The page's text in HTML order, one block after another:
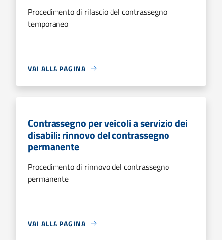
Procedimento di rilascio del contrassegno
temporaneo
VAI ALLA PAGINA
Contrassegno per veicoli a servizio dei
disabili: rinnovo del contrassegno
permanente
Procedimento di rinnovo del contrassegno
permanente
VAI ALLA PAGINA